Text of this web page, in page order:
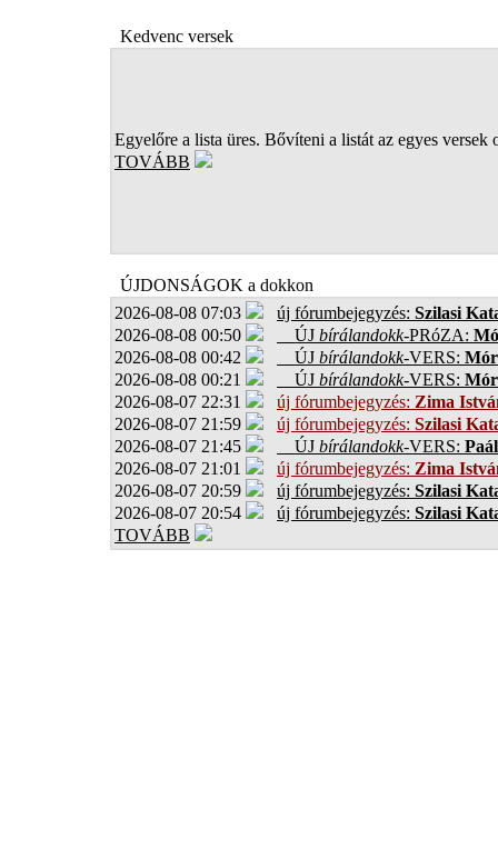
Kedvenc versek
Egyelőre a lista üres. Bővíteni a listát az egyes versek
TOVÁBB
ÚJDONSÁGOK a dokkon
2026-08-08 07:03
új fórumbejegyzés: Szilasi
2026-08-08 00:50
ÚJ bírálandokk-PRóZA:
2026-08-08 00:42
ÚJ bírálandokk-VERS:
2026-08-08 00:21
ÚJ bírálandokk-VERS:
2026-08-07 22:31
új fórumbejegyzés: Zima
2026-08-07 21:59
új fórumbejegyzés: Szilasi
2026-08-07 21:45
ÚJ bírálandokk-VERS:
2026-08-07 21:01
új fórumbejegyzés: Zima
2026-08-07 20:59
új fórumbejegyzés: Szilasi
2026-08-07 20:54
új fórumbejegyzés: Szilasi
TOVÁBB